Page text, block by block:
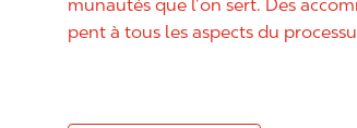
munautés que l’on sert. Des
pent à tous les aspects du